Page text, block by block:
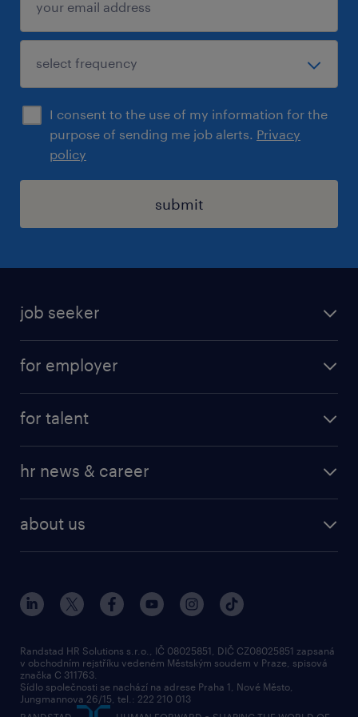
Pokud si chcete prohlédnout kompletní
nabídku otevřených pozic,
navštivte www.randstad.cz.
I consent to the use of my information for the
purpose of sending me job alerts. Privacy
policy
submit
job seeker
job at Amazon
for employer
for talent
hr news & career
about us
social responsibility
press releases
contacts & branches
Randstad HR Solutions s.r.o., IČ 08025851, DIČ CZ08025851 zapsaná
v obchodním rejstříku vedeném Městským soudem v Praze, spisová
značka C 311763.
Sídlo společnosti se nachází na adrese Praha 1, Nové Město,
Jungmannova 26/15, tel.: 222 210 013